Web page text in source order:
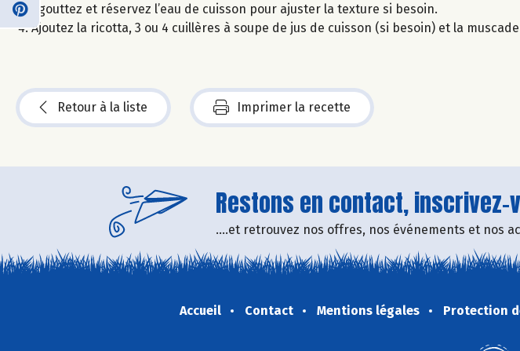
Egouttez et réservez l’eau de cuisson pour ajuster la texture si besoin.
Ajoutez la ricotta, 3 ou 4 cuillères à soupe de jus de cuisson (si besoin) et la
Retour à la liste Imprimer la recette
Restons en contact,
....et retrouvez nos offres, nos événements et nos
Accueil Contact Mentions légales Protection